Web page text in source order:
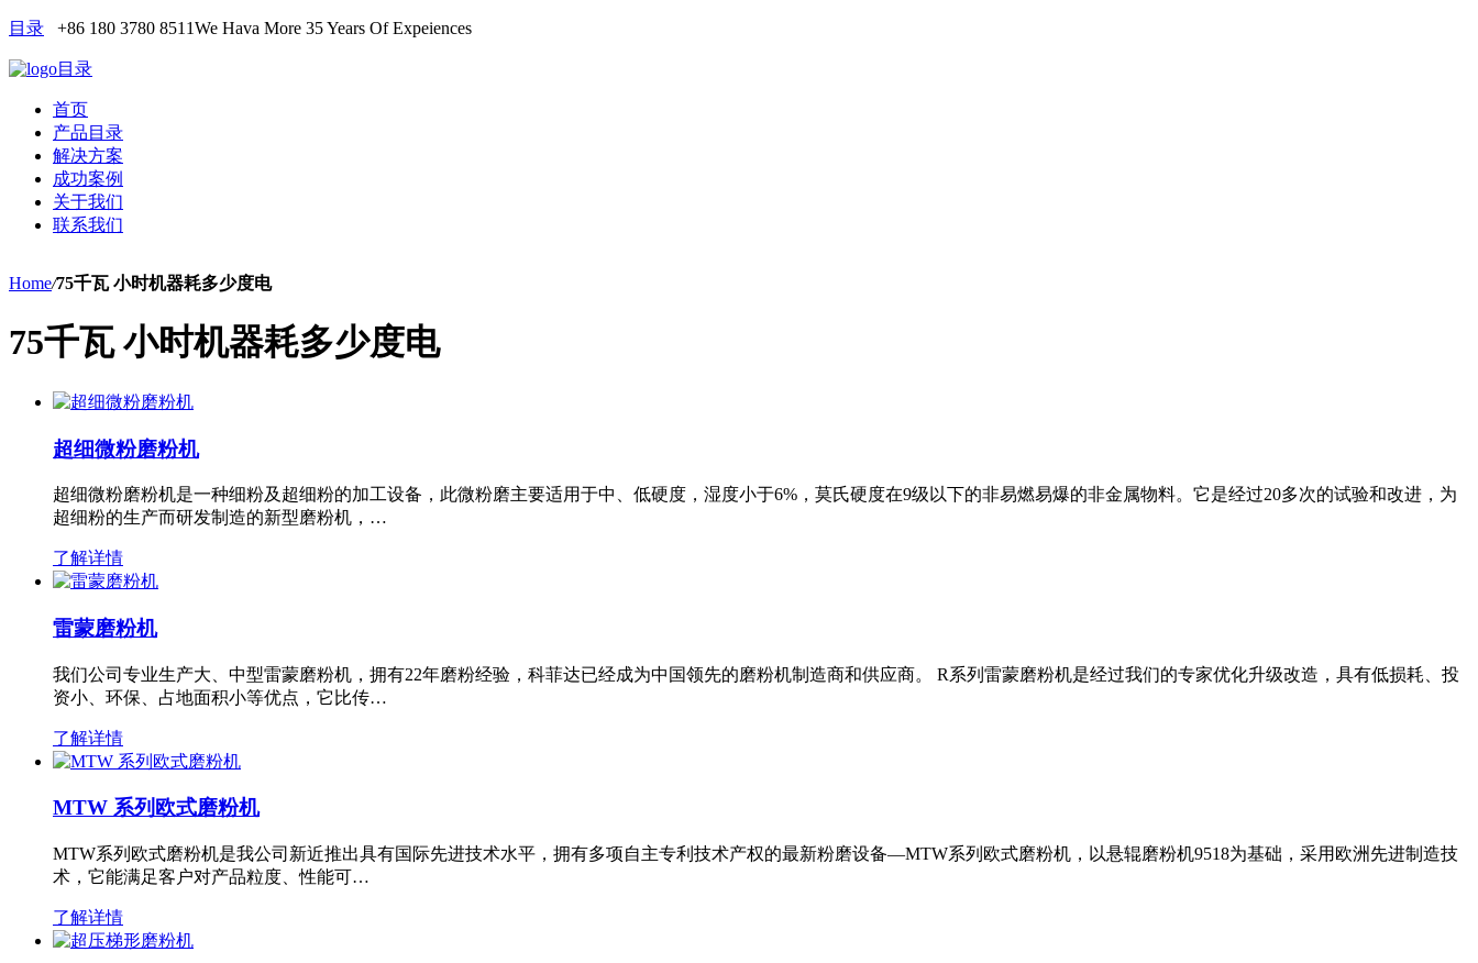
目录 +86 180 3780 8511We Hava More 35 Years Of Expeiences
目录
首页
产品目录
解决方案
成功案例
关于我们
联系我们
Home/75千瓦 小时机器耗多少度电
75千瓦 小时机器耗多少度电
超细微粉磨粉机
超细微粉磨粉机是一种细粉及超细粉的加工设备，此微粉磨主要适用于中、低硬度，湿度小于6%，莫氏硬度在9级以下的非易燃易爆的非金属物料。它是经过20多次的试验和改进，为
超细粉的生产而研发制造的新型磨粉机，…
了解详情
雷蒙磨粉机
我们公司专业生产大、中型雷蒙磨粉机，拥有22年磨粉经验，科菲达已经成为中国领先的磨粉机制造商和供应商。 R系列雷蒙磨粉机是经过我们的专家优化升级改造，具有低损耗、投
资小、环保、占地面积小等优点，它比传…
了解详情
MTW 系列欧式磨粉机
MTW系列欧式磨粉机是我公司新近推出具有国际先进技术水平，拥有多项自主专利技术产权的最新粉磨设备—MTW系列欧式磨粉机，以悬辊磨粉机9518为基础，采用欧洲先进制造技
术，它能满足客户对产品粒度、性能可…
了解详情